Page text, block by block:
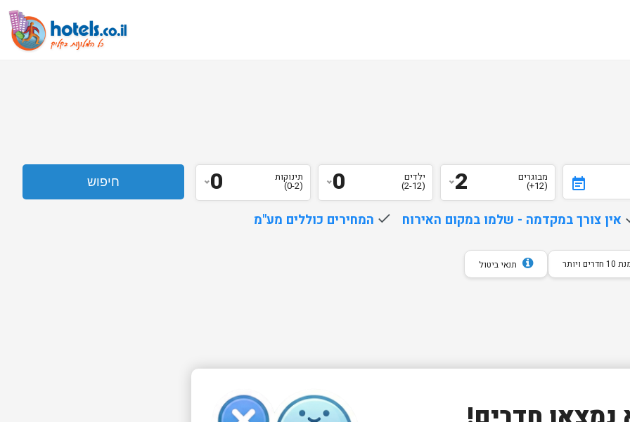
event_note מבוגרים
(12+)
2 ילדים
(2-12)
0 תינוקות
(0-2)
0
אין צורך במקדמה - שלמו במקום האירוח done המחירים כוללים מע"מ
ויותר תנאי ביטול